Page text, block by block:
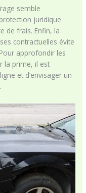
semble
juridique
de frais. Enfin, la
contractuelles évite
approfondir les
la prime, il est
et d’envisager un